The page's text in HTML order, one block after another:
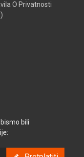
O Privatnosti
bili